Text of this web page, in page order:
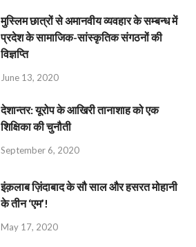
मुस्लिम छात्रों से अमानवीय व्यवहार के सम्बन्ध में
प्रदेश के सामाजिक-सांस्कृतिक संगठनों की
विज्ञप्ति
June 13, 2020
देशान्‍तर: यूरोप के आखिरी तानाशाह को एक
शिक्षिका की चुनौती
September 6, 2020
इंक़लाब ज़िंदाबाद के सौ साल और हसरत मोहानी
के तीन ‘एम’!
May 17, 2020